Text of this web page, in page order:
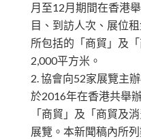
月至12月期間在香港
目、到訪人次、展位
所包括的「商貿」及
2,000平方米。
協會向52家展覽主
於2016年在香港共舉
「商貿」及「商貿及
展覽。本新聞稿內所